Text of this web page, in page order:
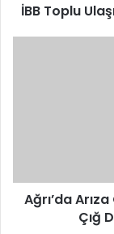
İBB Toplu
4
Personel
Ağrı’da
Çığ